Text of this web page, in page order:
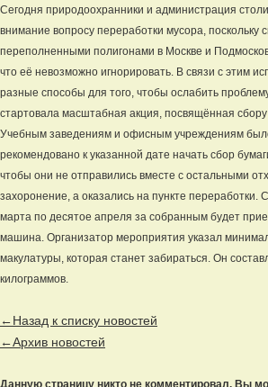
Сегодня природоохранники и администрация
внимание вопросу переработки мусора, поскольку
переполненными полигонами в Москве и
что её невозможно игнорировать. В связи с этим
разные способы для того, чтобы ослабить
стартовала масштабная акция, посвящённая
Учебным заведениям и офисным учреждениям
рекомендовано к указанной дате начать сбор
чтобы они не отправились вместе с остальными
захоронение, а оказались на пункте переработки.
марта по десятое апреля за собранным будет
машина. Организатор мероприятия указал
макулатуры, которая станет забираться. Он
килограммов.
←Назад к списку новостей
←Архив новостей
Данную страницу никто не комментировал. Вы